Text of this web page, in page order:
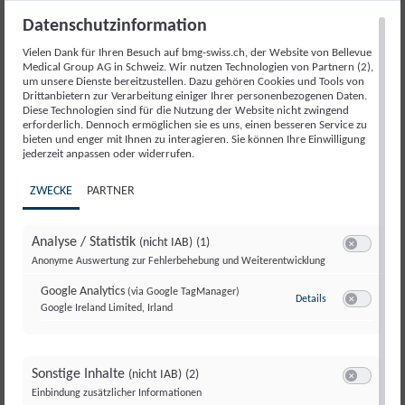
Multiple Sklerose
Stress
Bewegungsstörungen und Dystonie
Schwindel
Muskelschmerzen
Hirntumore
Neuropsychologie
EEG – Elektroencephalographie
Datenschutzinformation
Vielen Dank für Ihren Besuch auf bmg-swiss.ch, der Website von Bellevue
Medical Group AG in Schweiz. Wir nutzen Technologien von Partnern (2),
um unsere Dienste bereitzustellen. Dazu gehören Cookies und Tools von
Drittanbietern zur Verarbeitung einiger Ihrer personenbezogenen Daten.
Diese Technologien sind für die Nutzung der Website nicht zwingend
erforderlich. Dennoch ermöglichen sie es uns, einen besseren Service zu
bieten und enger mit Ihnen zu interagieren. Sie können Ihre Einwilligung
jederzeit anpassen oder widerrufen.
ZWECKE PARTNER
Analyse / Statistik (nicht IAB) (1)
Anonyme Auswertung zur Fehlerbehebung und Weiterentwicklung
Google Analytics (via Google TagManager)
Google Ireland Limited, Irland
Detailszu Google
Sonstige Inhalte (nicht IAB) (2)
Einbindung zusätzlicher Informationen